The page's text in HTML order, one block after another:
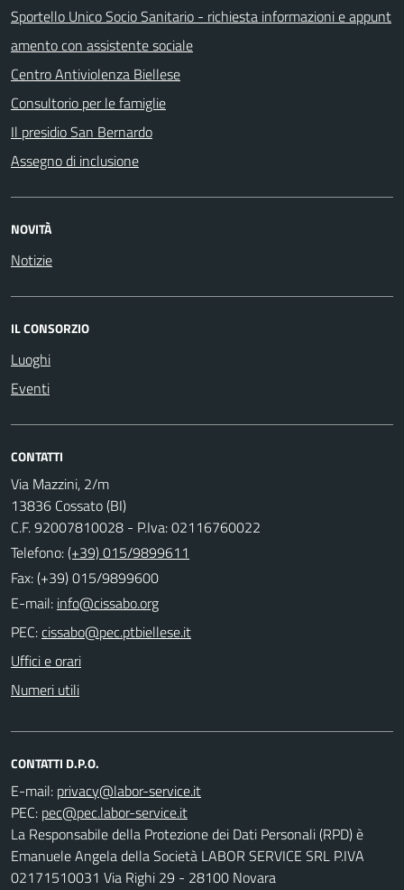
Sportello Unico Socio Sanitario - richiesta informazioni e appunt
amento con assistente sociale
Centro Antiviolenza Biellese
Consultorio per le famiglie
Il presidio San Bernardo
Assegno di inclusione
NOVITÀ
Notizie
IL CONSORZIO
Luoghi
Eventi
CONTATTI
Via Mazzini, 2/m
13836 Cossato (BI)
C.F. 92007810028 - P.Iva: 02116760022
Telefono:(+39) 015/9899611
Fax: (+39) 015/9899600
E-mail:
PEC:
Uffici e orari
Numeri utili
CONTATTI D.P.O.
E-mail:
PEC:
La Responsabile della Protezione dei Dati Personali (RPD) è
Emanuele Angela della Società LABOR SERVICE SRL P.IVA
02171510031 Via Righi 29 - 28100 Novara